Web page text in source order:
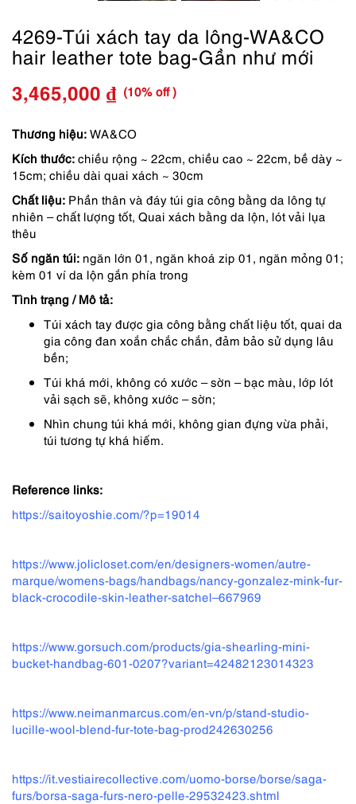
4269-Túi xách tay da lông-WA&CO
hair leather tote bag-Gần như mới
Giá
gốc
là:
3,465,000 ₫
Giá
hiện
tại
3,465,000 ₫.
(10% off )
Thương hiệu: WA&CO
Kích thước: chiều rộng ~ 22cm, chiều cao ~ 22cm, bề dày ~
15cm; chiều dài quai xách ~ 30cm
Chất liệu: Phần thân và đáy túi gia công bằng da lông tự
nhiên – chất lượng tốt, Quai xách bằng da lộn, lót vải lụa
thêu
Số ngăn túi: ngăn lớn 01, ngăn khoá zip 01, ngăn mỏng 01;
kèm 01 ví da lộn gắn phía trong
Tình trạng / Mô tả:
Túi xách tay được gia công bằng chất liệu tốt, quai da
gia công đan xoắn chắc chắn, đảm bảo sử dụng lâu
bền;
Túi khá mới, không có xước – sờn – bạc màu, lớp lót
vải sạch sẽ, không xước – sờn;
Nhìn chung túi khá mới, không gian đựng vừa phải,
túi tương tự khá hiếm.
Reference links:
https://saitoyoshie.com/?p=19014
https://www.jolicloset.com/en/designers-women/autre-
marque/womens-bags/handbags/nancy-gonzalez-mink-fur-
black-crocodile-skin-leather-satchel–667969
https://www.gorsuch.com/products/gia-shearling-mini-
bucket-handbag-601-0207?variant=42482123014323
https://www.neimanmarcus.com/en-vn/p/stand-studio-
lucille-wool-blend-fur-tote-bag-prod242630256
https://it.vestiairecollective.com/uomo-borse/borse/saga-
furs/borsa-saga-furs-nero-pelle-29532423.shtml